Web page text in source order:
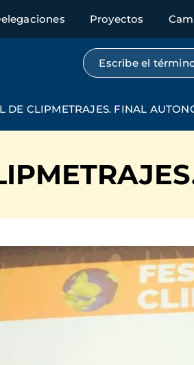
Proyectos
Búsqueda por
DE CLIPMETRAJES. FINAL